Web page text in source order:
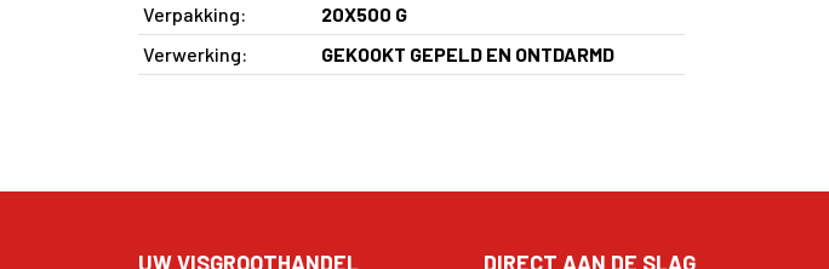
Verpakking:
20X500 G
Verwerking:
GEKOOKT GEPELD EN ONTDARMD
UW VISGROOTHANDEL DIRECT AAN DE SLAG